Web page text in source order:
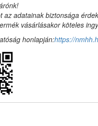
az adatainak biztonsága
vásárlásakor köteles
honlapján:https://